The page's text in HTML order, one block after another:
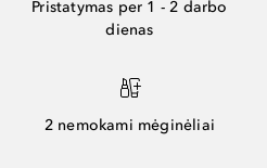
Pristatymas per 1 - 2 darbo
dienas
2 nemokami mėginėliai